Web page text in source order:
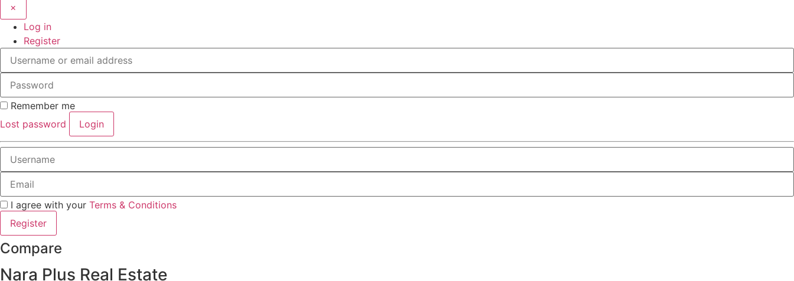
×
Log in
Register
Remember me
Lost password
Login
I agree with your Terms & Conditions
Register
Compare
Nara Plus Real Estate